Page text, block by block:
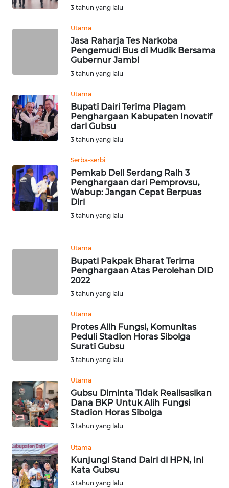
3 tahun yang lalu
Utama
Jasa Raharja Tes Narkoba
Pengemudi Bus di Mudik Bersama
Gubernur Jambi
3 tahun yang lalu
Utama
Bupati Dairi Terima Piagam
Penghargaan Kabupaten Inovatif
dari Gubsu
3 tahun yang lalu
Serba-serbi
Pemkab Deli Serdang Raih 3
Penghargaan dari Pemprovsu,
Wabup: Jangan Cepat Berpuas
Diri
3 tahun yang lalu
Utama
Bupati Pakpak Bharat Terima
Penghargaan Atas Perolehan DID
2022
3 tahun yang lalu
Utama
Protes Alih Fungsi, Komunitas
Peduli Stadion Horas Sibolga
Surati Gubsu
3 tahun yang lalu
Utama
Gubsu Diminta Tidak Realisasikan
Dana BKP Untuk Alih Fungsi
Stadion Horas Sibolga
3 tahun yang lalu
Utama
Kunjungi Stand Dairi di HPN, Ini
Kata Gubsu
3 tahun yang lalu
KARO
WN
SIMALUNGUN
WN
WN
TAPANULI
TENGAH
KARAWANG
WN
BEKASI
WN
WN
DEPOK